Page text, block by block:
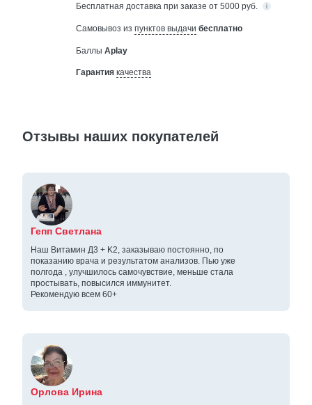
Бесплатная доставка при заказе от 5000 руб.
Самовывоз из пунктов выдачи бесплатно
Баллы Aplay
Гарантия качества
Отзывы наших покупателей
Гепп Светлана
Наш Витамин Д3 + K2, заказываю постоянно, по
показанию врача и результатом анализов. Пью уже
полгода , улучшилось самочувствие, меньше стала
простывать, повысился иммунитет.
Рекомендую всем 60+
Орлова Ирина